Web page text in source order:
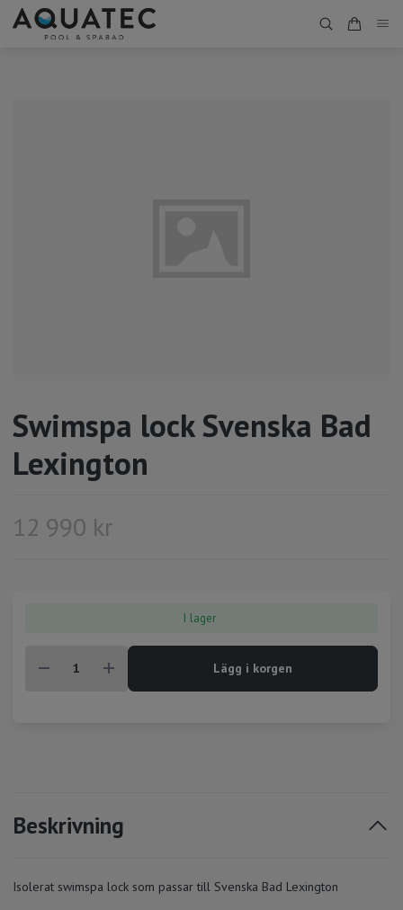
Swimspa lock Svenska Bad
Lexington
12 990 kr
I lager
Lägg i korgen
Beskrivning
Isolerat swimspa lock som passar till Svenska Bad Lexington